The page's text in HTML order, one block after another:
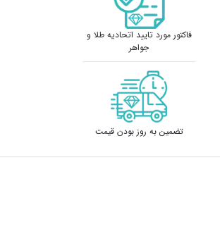
فاکتور مورد تایید اتحادیه طلا و
جواهر
تضمین به روز بودن قیمت